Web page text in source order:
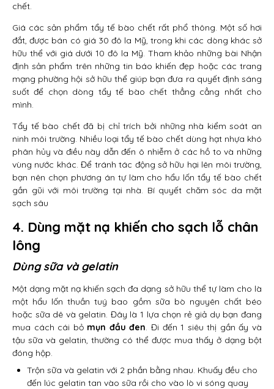
chết.
Giá các sản phẩm tẩy tế bào chết rất phổ thông. Một số hơi
đắt, được bán có giá 30 đô la Mỹ, trong khi các dòng khác sở
hữu thể với giá dưới 10 đô la Mỹ. Tham khảo những bài Nhận
định sản phẩm trên những tin báo khiến đẹp hoặc các trang
mạng phường hội sở hữu thể giúp bạn đưa ra quyết định sáng
suốt để chọn dòng tẩy tế bào chết thẳng cẳng nhất cho
mình.
Tẩy tế bào chết đã bị chỉ trích bởi những nhà kiểm soát an
ninh môi trường. Nhiều loại tẩy tế bào chết dùng hạt nhựa khó
phân hủy và điều này dẫn đến ô nhiễm ở các hồ to và những
vùng nước khác. Để tránh tác động sở hữu hại lên môi trường,
bạn nên chọn phương án tự làm cho hẩu lốn tẩy tế bào chết
gần gũi với môi trường tại nhà. Bí quyết chăm sóc da mặt
sạch sâu
4. Dùng mặt nạ khiến cho sạch lỗ chân
lông
Dùng sữa và gelatin
Một dạng mặt nạ khiến sạch đa dạng sở hữu thể tự làm cho là
một hẩu lốn thuần tuý bao gồm sữa bò nguyên chất béo
hoặc sữa dê và gelatin. Đây là 1 lựa chọn rẻ giả dụ bạn đang
mua cách cái bỏ mụn đầu đen. Đi đến 1 siêu thị gần ấy và
tậu sữa và gelatin, thường có thể được mua thấy ở dạng bột
đóng hộp.
Trộn sữa và gelatin với 2 phần bằng nhau. Khuấy đều cho
đến lúc gelatin tan vào sữa rồi cho vào lò vi sóng quay